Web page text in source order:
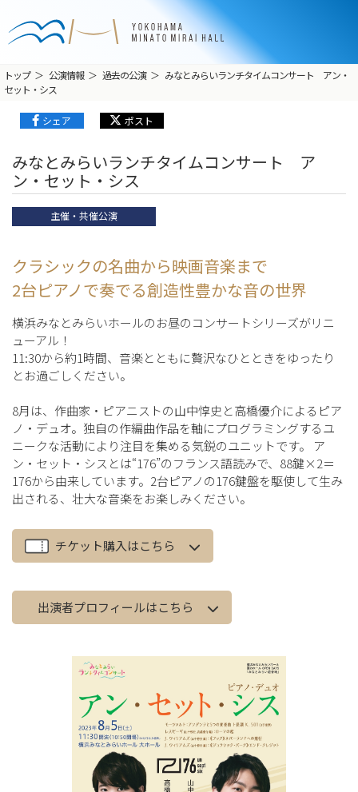
トップ 公演情報 過去の公演
みなとみらいランチタイムコンサート アン・
セット・シス
シェア ポスト
みなとみらいランチタイムコンサート ア
ン・セット・シス
主催・共催公演
クラシックの名曲から映画音楽まで
2台ピアノで奏でる創造性豊かな音の世界
横浜みなとみらいホールのお昼のコンサートシリーズがリニ
ューアル！
11:30から約1時間、音楽とともに贅沢なひとときをゆったり
とお過ごしください。
8月は、作曲家・ピアニストの山中惇史と高橋優介によるピア
ノ・デュオ。独自の作編曲作品を軸にプログラミングするユ
ニークな活動により注目を集める気鋭のユニットです。 ア
ン・セット・シスとは“176”のフランス語読みで、88鍵×2＝
176から由来しています。2台ピアノの176鍵盤を駆使して生み
出される、壮大な音楽をお楽しみください。
チケット購入はこちら
出演者プロフィールはこちら